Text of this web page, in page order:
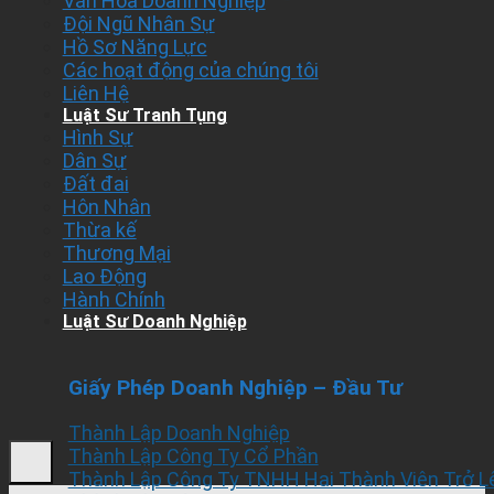
Đội Ngũ Nhân Sự
Hồ Sơ Năng Lực
Các hoạt động của chúng tôi
Liên Hệ
Luật Sư Tranh Tụng
Hình Sự
Dân Sự
Đất đai
Hôn Nhân
Thừa kế
Thương Mại
Lao Động
Hành Chính
Luật Sư Doanh Nghiệp
Giấy Phép Doanh Nghiệp – Đầu Tư
Thành Lập Doanh Nghiệp
Thành Lập Công Ty Cổ Phần
Thành Lập Công Ty TNHH Hai Thành Viên Trở